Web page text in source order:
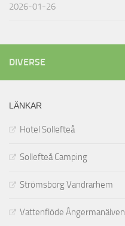
2026-01-26
DIVERSE
LÄNKAR
Hotel Sollefteå
Sollefteå Camping
Strömsborg Vandrarhem
Vattenflöde Ångermanälven